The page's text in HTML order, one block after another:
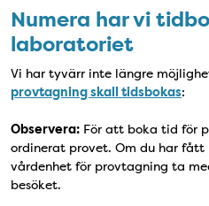
Numera har vi
laboratoriet
Vi har tyvärr inte längre
provtagning skall tidsbokas:
Observera: För att boka tid för
ordinerat provet. Om du har fått
vårdenhet för provtagning ta
besöket.